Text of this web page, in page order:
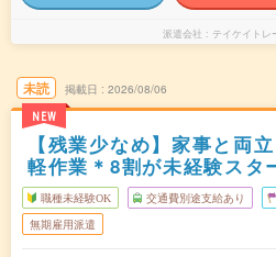
派遣会社 テイケイトレ
未読
NEW
掲載日 2026/08/06
【残業少なめ】家事と両
軽作業＊8割が未経験スタ
職種未経験OK 交通費別途支給あり
無期雇用派遣